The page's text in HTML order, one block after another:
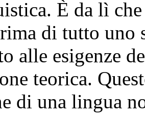
È da lì
di tutto uno
alle esigenze
teorica.
di una lingua